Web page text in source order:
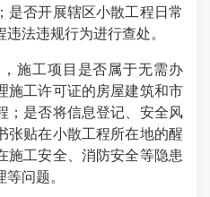
是否开展辖区小散工程日常
法违规行为进行查处。
工项目是否属于无需办
施工许可证的房屋建筑和市
；是否将信息登记、安全风
张贴在小散工程所在地的醒
施工安全、消防安全等隐患
问题。